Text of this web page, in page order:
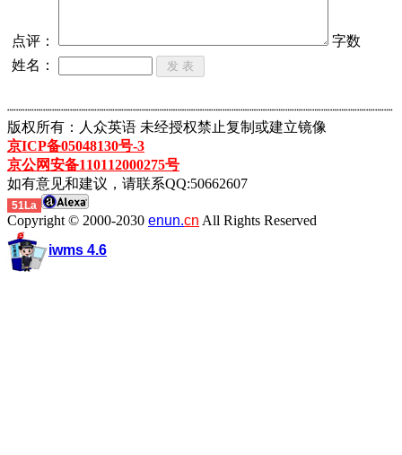
点评：
字数
姓名：
┈┈┈┈┈┈┈┈┈┈┈┈┈┈┈┈┈┈┈┈┈┈┈┈┈┈┈┈┈┈┈┈┈┈┈┈┈┈┈┈┈┈┈
版权所有：人众英语 未经授权禁止复制或建立镜像
京ICP备05048130号-3
京公网安备110112000275号
如有意见和建议，请联系QQ:50662607
51La
Copyright © 2000-2030 enun.cn All Rights Reserved
iwms 4.6